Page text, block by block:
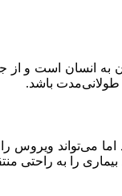
به انسان است و از
طولانی‌مدت باشد.
می‌تواند ویروس
را به راحتی